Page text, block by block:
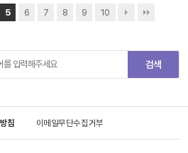
5 6 7 8 9 10
침 이메일무단수집거부